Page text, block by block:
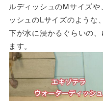
ルディッシュのMサイズ
ッシュのLサイズのような
下が水に浸かるぐらいの
ます。